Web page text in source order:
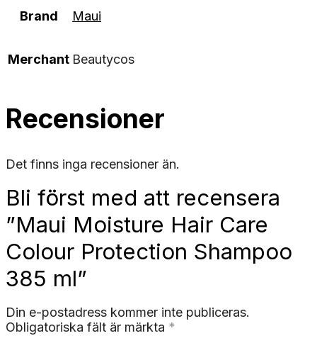
Brand Maui
Merchant Beautycos
Recensioner
Det finns inga recensioner än.
Bli först med att recensera
”Maui Moisture Hair Care
Colour Protection Shampoo
385 ml”
Din e-postadress kommer inte publiceras.
Obligatoriska fält är märkta *